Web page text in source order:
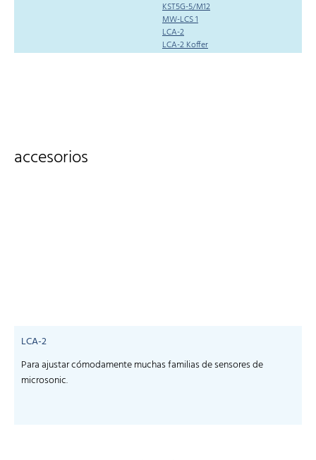
KST5G-5/M12
MW-LCS 1
LCA-2
LCA-2 Koffer
accesorios
LCA-2
Para ajustar cómodamente muchas familias de sensores de
microsonic.